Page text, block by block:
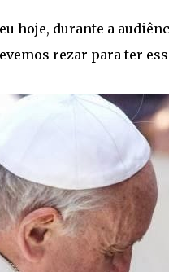
hoje, durante a
rezar para ter